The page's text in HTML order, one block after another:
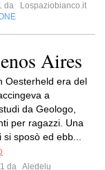
da
Lospaziobianco.it
Aires
Oesterheld era del
a
da Geologo,
per ragazzi. Una
sposò ed ebb...
da Aledelu